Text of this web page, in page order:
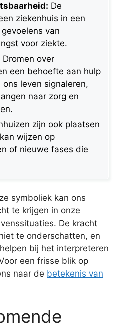
De
ziekenhuis in een
van
voor ziekte.
Dromen over
een behoefte aan hulp
leven signaleren,
naar zorg en
zijn ook plaatsen
wijzen op
of nieuwe fases die
symboliek kan ons
te krijgen in onze
De kracht
te onderschatten, en
bij het interpreteren
een frisse blik op
naar de betekenis van